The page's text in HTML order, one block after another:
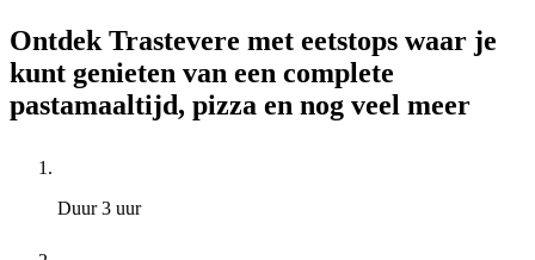
Ontdek Trastevere met eetstops waar je
kunt genieten van een complete
pastamaaltijd, pizza en nog veel meer
Duur3 uur